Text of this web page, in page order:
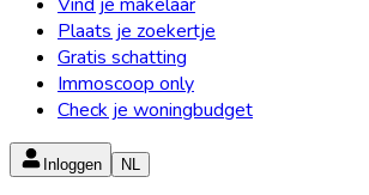
Plaats je zoekertje
Gratis schatting
Immoscoop only
Check je woningbudget
Inloggen NL